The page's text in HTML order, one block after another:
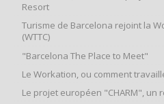
Resort
Turisme de Barcelona rejoint la
(WTTC)
"Barcelona The Place to Meet"
Le Workation, ou comment
Le projet européen "CHARM", un